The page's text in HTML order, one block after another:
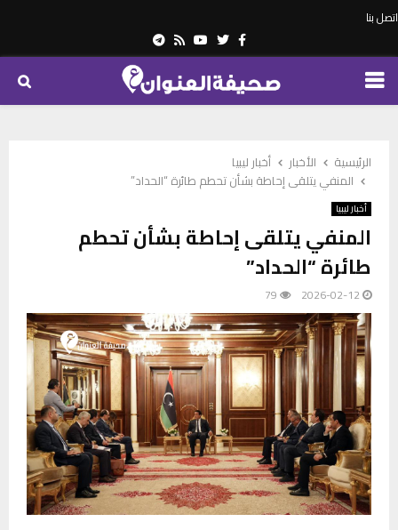
اتصل بنا
Facebook
Twitter
Youtube
Rss
Telegram
PRIMARY
الرئيسية الأخبار
أخبار ليبيا
المنفي يتلقى إحاطة بشأن تحطم طائرة “الحداد”
أخبار ليبيا
المنفي يتلقى إحاطة بشأن تحطم
طائرة “الحداد”
2026-02-12
79